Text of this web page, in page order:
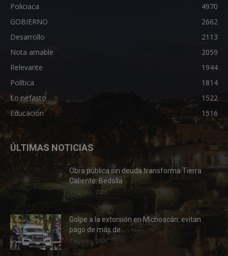
Policiaca
4970
GOBIERNO
2662
Desarrollo
2113
Nota amable
2059
Relevante
1944
Política
1814
Lo nefasto
1522
Educación
1516
ÚLTIMAS NOTICIAS
Obra pública sin deuda transforma Tierra
Caliente: Bedolla
7 agosto, 2026
Golpe a la extorsión en Michoacán: evitan
pago de más de...
7 agosto, 2026